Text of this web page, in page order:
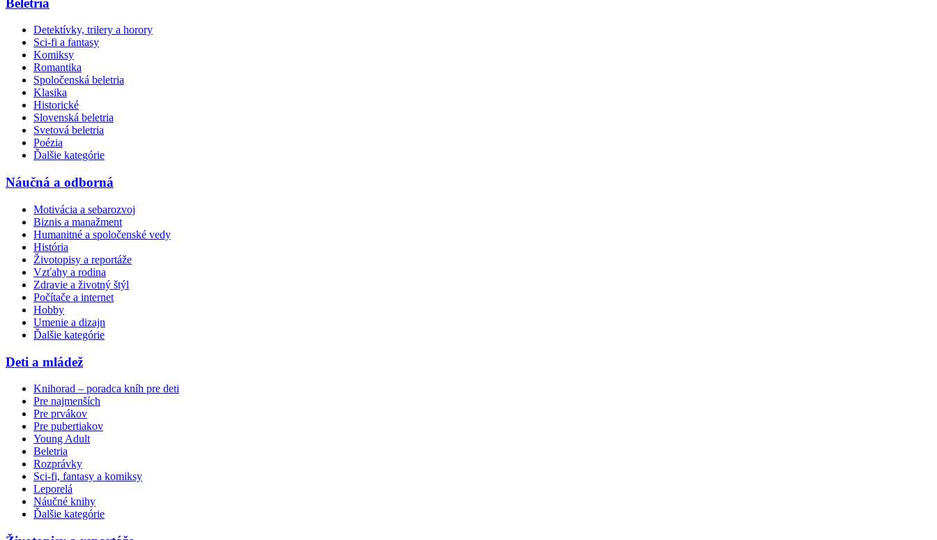
Beletria
Detektívky, trilery a horory
Sci-fi a fantasy
Komiksy
Romantika
Spoločenská beletria
Klasika
Historické
Slovenská beletria
Svetová beletria
Poézia
Ďalšie kategórie
Náučná a odborná
Motivácia a sebarozvoj
Biznis a manažment
Humanitné a spoločenské vedy
História
Životopisy a reportáže
Vzťahy a rodina
Zdravie a životný štýl
Počítače a internet
Hobby
Umenie a dizajn
Ďalšie kategórie
Deti a mládež
Knihorad – poradca kníh pre deti
Pre najmenších
Pre prvákov
Pre pubertiakov
Young Adult
Beletria
Rozprávky
Sci-fi, fantasy a komiksy
Leporelá
Náučné knihy
Ďalšie kategórie